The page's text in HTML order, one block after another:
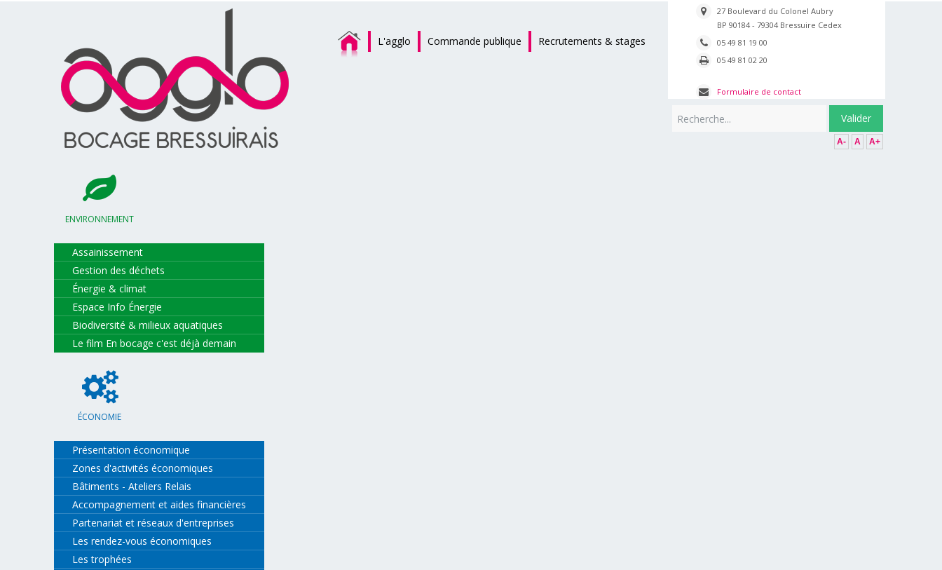
A- A A+
Valider
L'agglo Commande publique Recrutements & stages
27 Boulevard du Colonel Aubry
BP 90184 - 79304 Bressuire Cedex
05 49 81 19 00
05 49 81 02 20
Formulaire de contact
ENVIRONNEMENT
Assainissement
Gestion des déchets
Énergie & climat
Espace Info Énergie
Biodiversité & milieux aquatiques
Le film En bocage c'est déjà demain
ÉCONOMIE
Présentation économique
Zones d'activités économiques
Bâtiments - Ateliers Relais
Accompagnement et aides financières
Partenariat et réseaux d'entreprises
Les rendez-vous économiques
Les trophées